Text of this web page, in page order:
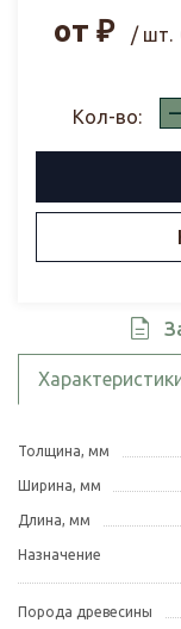
от ₽ / шт.
Кол-во: –
Толщина, мм
Ширина, мм
Длина, мм
Назначение
Порода древесины